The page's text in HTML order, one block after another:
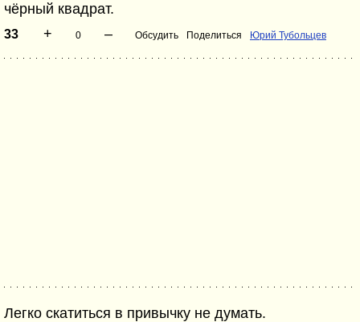
чёрный квадрат.
33 + 0 – Обсудить Поделиться Юрий Тубольцев
Легко скатиться в привычку не думать.